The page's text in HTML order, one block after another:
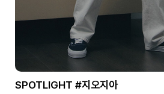
SPOTLIGHT #지오지아